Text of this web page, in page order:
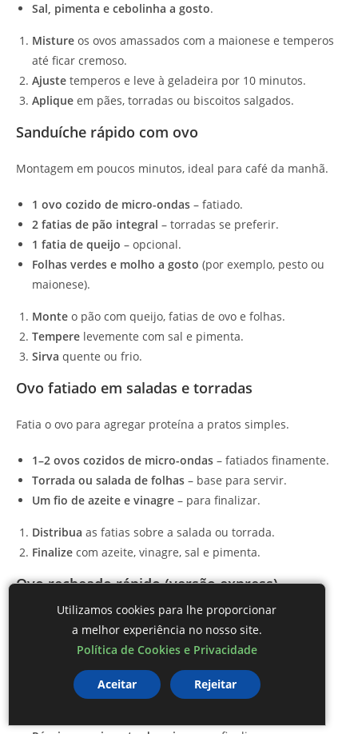
Sal, pimenta e cebolinha a gosto.
Misture os ovos amassados com a maionese e temperos
até ficar cremoso.
Ajuste temperos e leve à geladeira por 10 minutos.
Aplique em pães, torradas ou biscoitos salgados.
Sanduíche rápido com ovo
Montagem em poucos minutos, ideal para café da manhã.
1 ovo cozido de micro-ondas – fatiado.
2 fatias de pão integral – torradas se preferir.
1 fatia de queijo – opcional.
Folhas verdes e molho a gosto (por exemplo, pesto ou
maionese).
Monte o pão com queijo, fatias de ovo e folhas.
Tempere levemente com sal e pimenta.
Sirva quente ou frio.
Ovo fatiado em saladas e torradas
Fatia o ovo para agregar proteína a pratos simples.
1–2 ovos cozidos de micro-ondas – fatiados finamente.
Torrada ou salada de folhas – base para servir.
Um fio de azeite e vinagre – para finalizar.
Distribua as fatias sobre a salada ou torrada.
Finalize com azeite, vinagre, sal e pimenta.
Ovo recheado rápido (versão express)
Versão simples de ovo mimosa para lanches e festas.
2 ovos cozidos de micro-ondas – cortados ao meio,
gemas removidas.
1 colher de sopa de maionese– ou iogurte grego.
Utilizamos cookies para lhe proporcionar
a melhor experiência no nosso site.
Política de Cookies e Privacidade
Aceitar Rejeitar